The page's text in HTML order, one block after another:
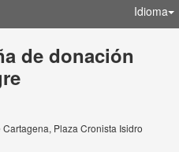
Idioma
de donación
Plaza Cronista Isidro